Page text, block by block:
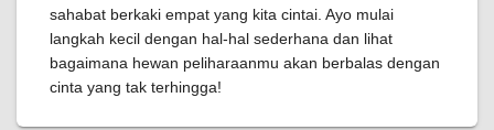
sahabat berkaki empat yang kita cintai. Ayo mulai
langkah kecil dengan hal-hal sederhana dan lihat
bagaimana hewan peliharaanmu akan berbalas dengan
cinta yang tak terhingga!